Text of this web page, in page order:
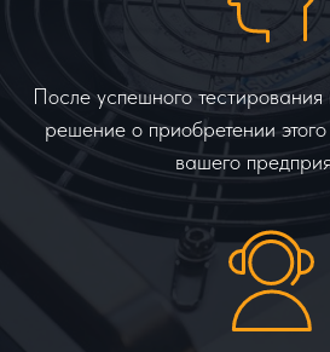
После успешного
решение о приобретении
вашего